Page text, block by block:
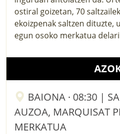
ostiral goizetan, 70
ekoizpenak saltzen dituzte,
egun osoko merkatua
BAIONA · 08:30 |
AUZOA, MARQUISAT
MERKATUA